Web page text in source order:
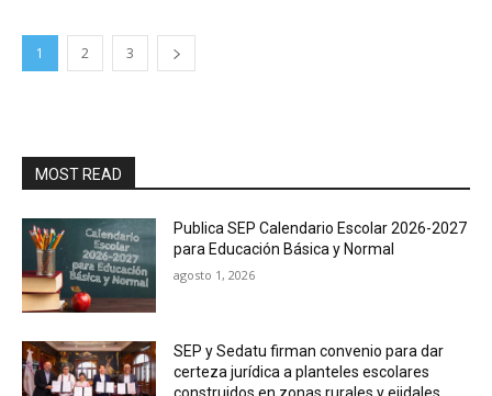
1 2 3
MOST READ
Publica SEP Calendario Escolar 2026-2027
para Educación Básica y Normal
agosto 1, 2026
SEP y Sedatu firman convenio para dar
certeza jurídica a planteles escolares
construidos en zonas rurales y ejidales